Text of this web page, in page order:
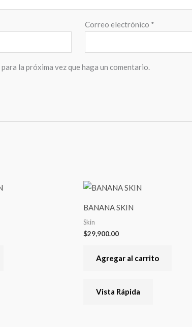
Correo electrónico *
la próxima vez que haga un comentario.
BANANA SKIN
Skin
$29,900.00
Agregar al carrito
Vista Rápida